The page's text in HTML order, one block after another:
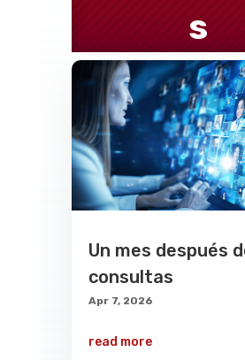
s
Un mes después
consultas
Apr 7, 2026
read more